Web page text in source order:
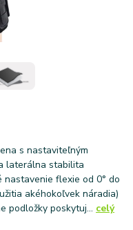
s nastaviteľným
laterálna stabilita
flexie od 0° do
akéhokoľvek náradia)
podložky poskytuj... celý